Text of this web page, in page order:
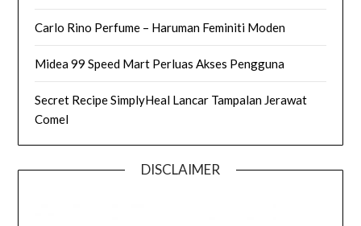
Carlo Rino Perfume – Haruman Feminiti Moden
Midea 99 Speed Mart Perluas Akses Pengguna
Secret Recipe SimplyHeal Lancar Tampalan Jerawat
Comel
DISCLAIMER